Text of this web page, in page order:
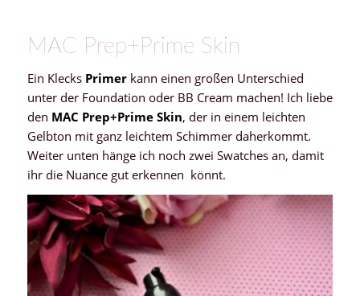
MAC Prep+Prime Skin
Ein Klecks Primerkann einen großen Unterschied
unter der Foundation oder BB Cream machen! Ich liebe
den MAC Prep+Prime Skin, der in einem leichten
Gelbton mit ganz leichtem Schimmer daherkommt.
Weiter unten hänge ich noch zwei Swatches an, damit
ihr die Nuance gut erkennen könnt.